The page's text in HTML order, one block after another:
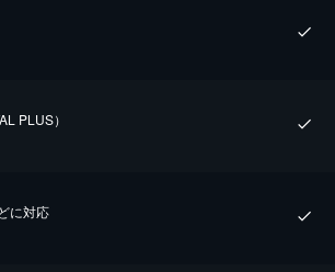
PLUS）
に対応